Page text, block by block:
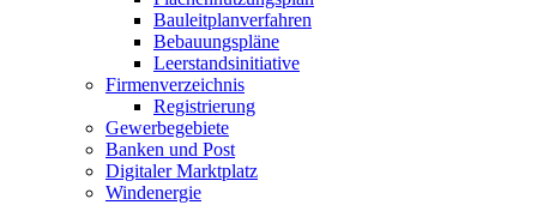
Bauleitplanverfahren
Bebauungspläne
Leerstandsinitiative
Firmenverzeichnis
Registrierung
Gewerbegebiete
Banken und Post
Digitaler Marktplatz
Windenergie